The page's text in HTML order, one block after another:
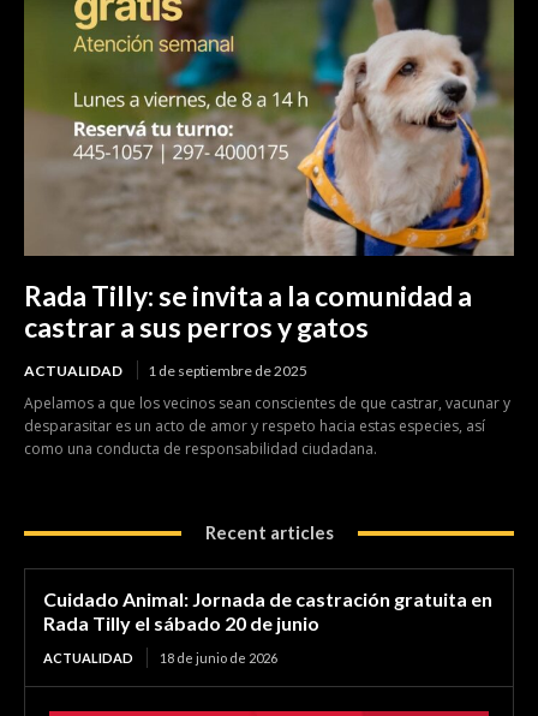
Rada Tilly: se invita a la comunidad a
castrar a sus perros y gatos
ACTUALIDAD 1 de septiembre de 2025
Apelamos a que los vecinos sean conscientes de que castrar, vacunar y
desparasitar es un acto de amor y respeto hacia estas especies, así
como una conducta de responsabilidad ciudadana.
Recent articles
Cuidado Animal: Jornada de castración gratuita en
Rada Tilly el sábado 20 de junio
ACTUALIDAD 18 de junio de 2026